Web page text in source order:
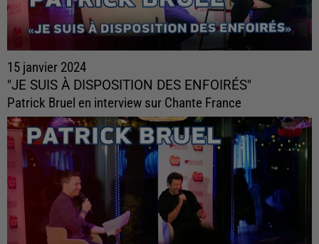
15 janvier 2024
"JE SUIS À DISPOSITION DES ENFOIRÉS"
Patrick Bruel en interview sur Chante France